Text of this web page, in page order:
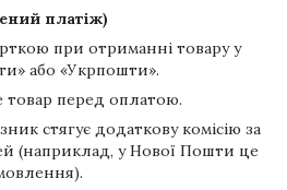
платіж)
при отриманні товару у
або «Укрпошти».
товар перед оплатою.
стягує додаткову комісію за
(наприклад, у Нової Пошти це